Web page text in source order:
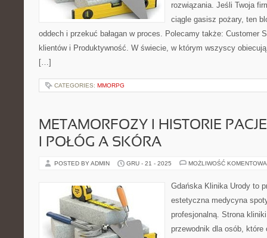
rozwiązania. Jeśli Twoja
ciągle gasisz pożary, ten
oddech i przekuć bałagan w proces. Polecamy także: Customer
klientów i Produktywność. W świecie, w którym wszyscy
[…]
CATEGORIES: MMORPG
METAMORFOZY I HISTORIE
I POŁÓG A SKÓRA
POSTED BY ADMIN GRU - 21 - 2025 MOŻLIWOŚĆ
Gdańska Klinika Urody to
estetyczna medycyna
profesjonalną. Strona
przewodnik dla osób,